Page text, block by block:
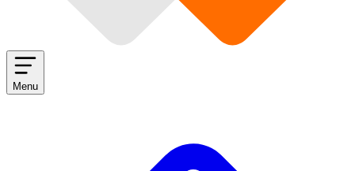
Menu